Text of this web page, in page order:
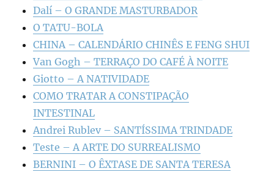
Dalí – O GRANDE MASTURBADOR
O TATU-BOLA
CHINA – CALENDÁRIO CHINÊS E FENG SHUI
Van Gogh – TERRAÇO DO CAFÉ À NOITE
Giotto – A NATIVIDADE
COMO TRATAR A CONSTIPAÇÃO
INTESTINAL
Andrei Rublev – SANTÍSSIMA TRINDADE
Teste – A ARTE DO SURREALISMO
BERNINI – O ÊXTASE DE SANTA TERESA